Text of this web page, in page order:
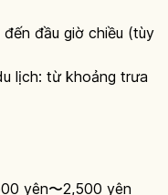
đầu giờ chiều (tùy
lịch: từ khoảng trưa
yên〜2,500 yên